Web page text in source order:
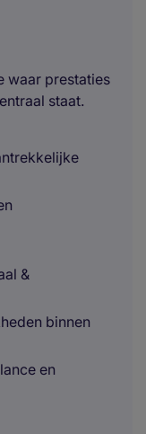
waar prestaties
staat.
&
binnen
en